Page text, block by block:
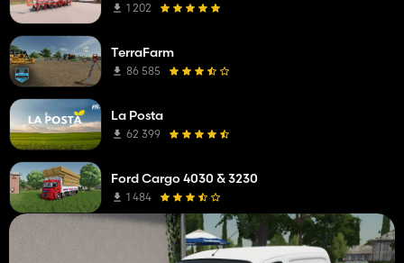
1 202
TerraFarm
86 585
La Posta
62 399
Ford Cargo 4030 & 3230
1 484